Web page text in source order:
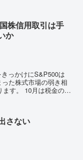
株信用取引は手
か
っかけにS&P500は
た株式市場の弱き相
す。 10月は税金の損
さない